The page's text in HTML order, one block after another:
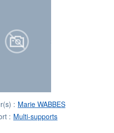
: Marie WABBES
: Multi-supports